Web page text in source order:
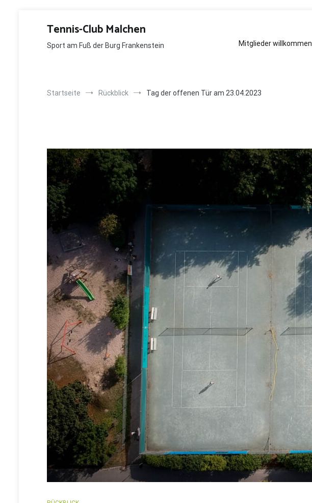
Tennis-Club Malchen
Sport am Fuß der Burg Frankenstein Mitglieder willkommen
Startseite Rückblick Tag der offenen Tür am 23.04.2023